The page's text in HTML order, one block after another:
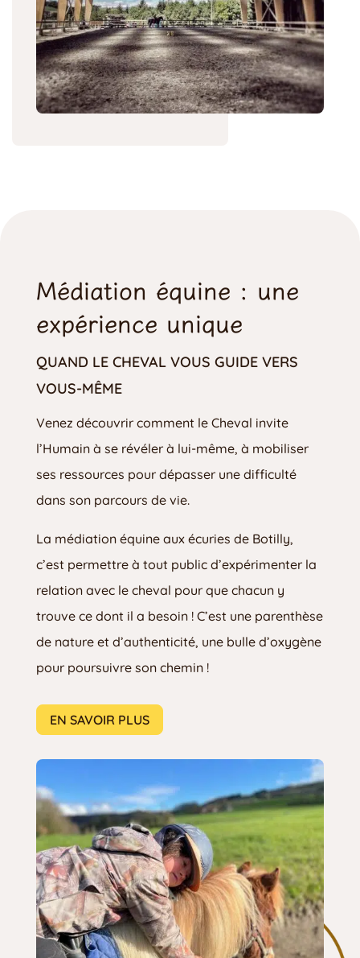
Médiation équine : une
expérience unique
QUAND LE CHEVAL VOUS GUIDE VERS
VOUS-MÊME
Venez découvrir comment le Cheval invite
l’Humain à se révéler à lui-même, à mobiliser
ses ressources pour dépasser une difficulté
dans son parcours de vie.
La médiation équine aux écuries de Botilly,
c’est permettre à tout public d’expérimenter la
relation avec le cheval pour que chacun y
trouve ce dont il a besoin ! C’est une parenthèse
de nature et d’authenticité, une bulle d’oxygène
pour poursuivre son chemin !
EN SAVOIR PLUS